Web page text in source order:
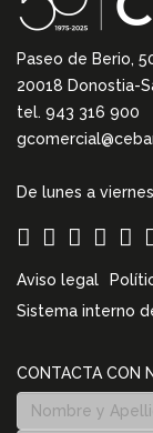
Paseo de Berio,
20018 Donostia-
tel. 943 316 900
De lunes a
Aviso legal
Sistema interno
CONTACTA CON